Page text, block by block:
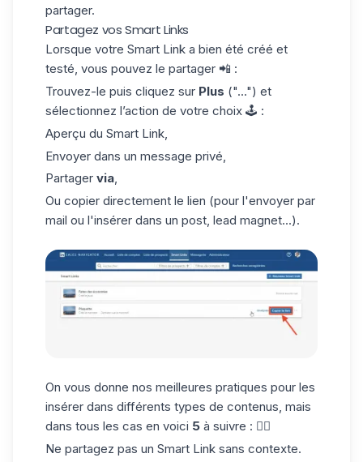
partager.
Partagez vos Smart Links
Lorsque votre Smart Link a bien été créé et
testé, vous pouvez le partager 📲 :
Trouvez-le puis cliquez sur Plus ("...") et
sélectionnez l’action de votre choix 🕹️ :
Aperçu du Smart Link,
Envoyer dans un message privé,
Partager via,
Ou copier directement le lien (pour l'envoyer par
mail ou l'insérer dans un post, lead magnet...).
On vous donne nos meilleures pratiques pour les
insérer dans différents types de contenus, mais
dans tous les cas en voici 5 à suivre : 👇🏼
Ne partagez pas un Smart Link sans contexte.